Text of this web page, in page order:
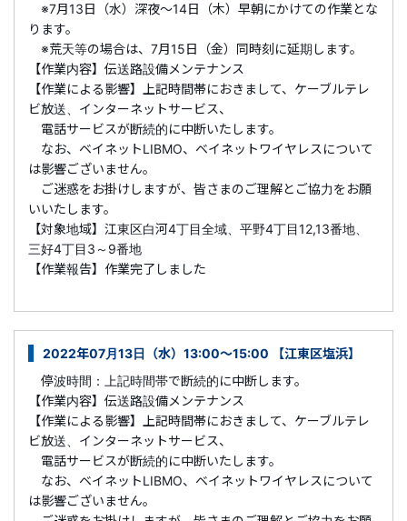
※7月13日（水）深夜～14日（木）早朝にかけての作業とな
ります。
※荒天等の場合は、7月15日（金）同時刻に延期します。
【作業内容】伝送路設備メンテナンス
【作業による影響】上記時間帯におきまして、ケーブルテレ
ビ放送、インターネットサービス、
電話サービスが断続的に中断いたします。
なお、ベイネットLIBMO、ベイネットワイヤレスについて
は影響ございません。
ご迷惑をお掛けしますが、皆さまのご理解とご協力をお願
いいたします。
【対象地域】江東区白河4丁目全域、平野4丁目12,13番地、
三好4丁目3～9番地
【作業報告】作業完了しました
2022年07月13日（水）13:00～15:00 【江東区塩浜】
停波時間：上記時間帯で断続的に中断します。
【作業内容】伝送路設備メンテナンス
【作業による影響】上記時間帯におきまして、ケーブルテレ
ビ放送、インターネットサービス、
電話サービスが断続的に中断いたします。
なお、ベイネットLIBMO、ベイネットワイヤレスについて
は影響ございません。